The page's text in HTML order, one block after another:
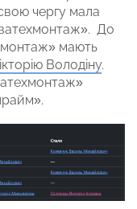
чергу мала
До
мають
Володіну.